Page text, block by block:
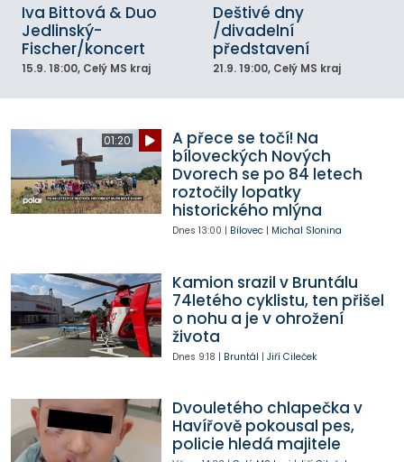
Iva Bittová & Duo
Jedlinský-
Fischer/koncert
15.9. 18:00, Celý MS kraj
Deštivé dny
/divadelní
představení
21.9. 19:00, Celý MS kraj
01:20
A přece se točí! Na
bíloveckých Nových
Dvorech se po 84 letech
roztočily lopatky
historického mlýna
Dnes 13:00 | Bílovec| Michal Slonina
Kamion srazil v Bruntálu
74letého cyklistu, ten přišel
o nohu a je v ohrožení
života
Dnes 9:18 | Bruntál | Jiří Cileček
Dvouletého chlapečka v
Havířově pokousal pes,
policie hledá majitele